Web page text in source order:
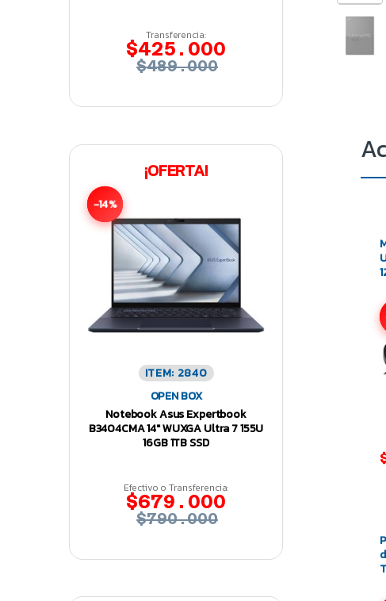
Transferencia:
$425.000
$489.000
¡OFERTA!
-14%
ITEM: 2840
OPEN BOX
Notebook Asus Expertbook
B3404CMA 14″ WUXGA Ultra 7 155U
16GB 1TB SSD
Efectivo o Transferencia:
$679.000
$790.000